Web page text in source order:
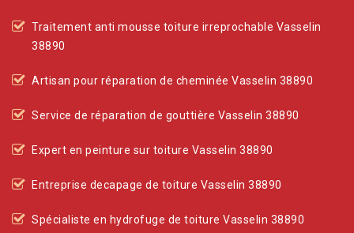
Traitement anti mousse toiture irreprochable Vasselin
38890
Artisan pour réparation de cheminée Vasselin 38890
Service de réparation de gouttière Vasselin 38890
Expert en peinture sur toiture Vasselin 38890
Entreprise decapage de toiture Vasselin 38890
Spécialiste en hydrofuge de toiture Vasselin 38890